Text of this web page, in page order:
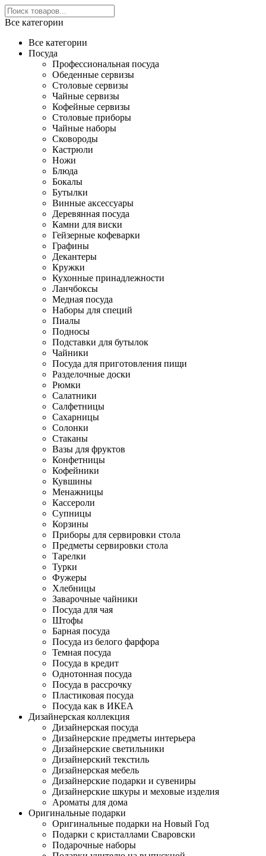
Все категории
Все категории
Посуда
Профессиональная посуда
Обеденные сервизы
Столовые сервизы
Чайные сервизы
Кофейные сервизы
Столовые приборы
Чайные наборы
Сковороды
Кастрюли
Ножи
Блюда
Бокалы
Бутылки
Винные аксессуары
Деревянная посуда
Камни для виски
Гейзерные кофеварки
Графины
Декантеры
Кружки
Кухонные принадлежности
Ланчбоксы
Медная посуда
Наборы для специй
Пиалы
Подносы
Подставки для бутылок
Чайники
Посуда для приготовления пищи
Разделочные доски
Рюмки
Салатники
Салфетницы
Сахарницы
Солонки
Стаканы
Вазы для фруктов
Конфетницы
Кофейники
Кувшины
Менажницы
Кассероли
Супницы
Корзины
Приборы для сервировки стола
Предметы сервировки стола
Тарелки
Турки
Фужеры
Хлебницы
Заварочные чайники
Посуда для чая
Штофы
Барная посуда
Посуда из белого фарфора
Темная посуда
Посуда в кредит
Однотонная посуда
Посуда в рассрочку
Пластиковая посуда
Посуда как в ИКЕА
Дизайнерская коллекция
Дизайнерская посуда
Дизайнерские предметы интерьера
Дизайнерские светильники
Дизайнерский текстиль
Дизайнерская мебель
Дизайнерские подарки и сувениры
Дизайнерские шкуры и меховые изделия
Ароматы для дома
Оригинальные подарки
Оригинальные подарки на Новый Год
Подарки с кристаллами Сваровски
Подарочные наборы